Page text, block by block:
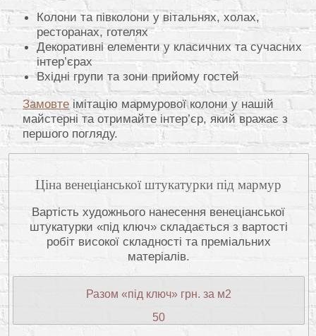
Колони та півколони у вітальнях, холах,
ресторанах, готелях
Декоративні елементи у класичних та сучасних
інтер’єрах
Вхідні групи та зони прийому гостей
Замовте імітацію мармурової колони у нашій
майстерні та отримайте інтер’єр, який вражає з
першого погляду.
Ціна венеціанської штукатурки під мармур
Вартість художнього нанесення венеціанської
штукатурки «під ключ» складається з вартості
робіт високої складності та преміальних
матеріалів.
Разом «під ключ» грн. за м2
50